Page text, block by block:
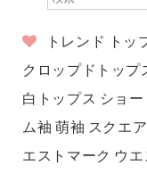
トレンド ト
クロップドトップ
白トップス ショ
ム袖 萌袖 スクエ
エストマーク ウ